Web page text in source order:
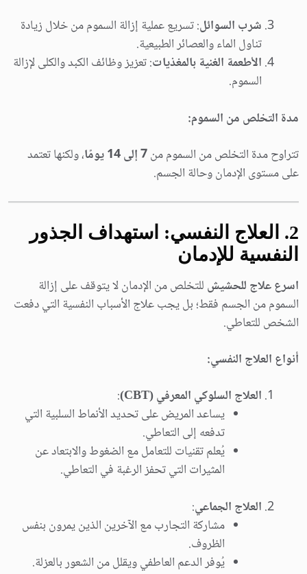
شرب السوائل: تسريع عملية إزالة السموم من خلال زيادة
تناول الماء والعصائر الطبيعية.
الأطعمة الغنية بالمغذيات: تعزيز وظائف الكبد والكلى لإزالة
السموم.
مدة التخلص من السموم:
تتراوح مدة التخلص من السموم من7 إلى 14 يومًا
، ولكنها تعتمد
على مستوى الإدمان وحالة الجسم.
2. العلاج النفسي: استهداف الجذور
النفسية للإدمان
اسرع علاج للحشيش للتخلص من الإدمان لا يتوقف على إزالة
السموم من الجسم فقط؛ بل يجب علاج الأسباب النفسية التي دفعت
الشخص للتعاطي.
أنواع العلاج النفسي:
العلاج السلوكي المعرفي (CBT)
:
يساعد المريض على تحديد الأنماط السلبية التي
تدفعه إلى التعاطي.
يُعلم تقنيات للتعامل مع الضغوط والابتعاد عن
المثيرات التي تحفز الرغبة في التعاطي.
العلاج الجماعي:
مشاركة التجارب مع الآخرين الذين يمرون بنفس
الظروف.
يُوفر الدعم العاطفي ويقلل من الشعور بالعزلة.